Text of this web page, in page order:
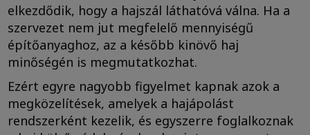
elkezdődik, hogy a hajszál láthatóvá válna. Ha a
szervezet nem jut megfelelő mennyiségű
építőanyaghoz, az a később kinövő haj
minőségén is megmutatkozhat.
Ezért egyre nagyobb figyelmet kapnak azok a
megközelítések, amelyek a hajápolást
rendszerként kezelik, és egyszerre foglalkoznak